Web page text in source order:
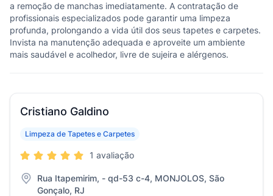
a remoção de manchas imediatamente. A contratação de
profissionais especializados pode garantir uma limpeza
profunda, prolongando a vida útil dos seus tapetes e carpetes.
Invista na manutenção adequada e aproveite um ambiente
mais saudável e acolhedor, livre de sujeira e alérgenos.
Cristiano Galdino
Limpeza de Tapetes e Carpetes
1 avaliação
Rua Itapemirim, - qd-53 c-4, MONJOLOS, São
Gonçalo, RJ